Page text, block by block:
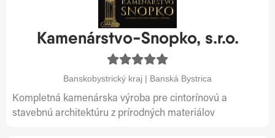
Kamenárstvo-Snopko, s.r.o.
Banskobystrický kraj | Banská Bystrica
Kompletná kamenárska výroba pre cintorínovú a
stavebnú architektúru z prírodných materiálov